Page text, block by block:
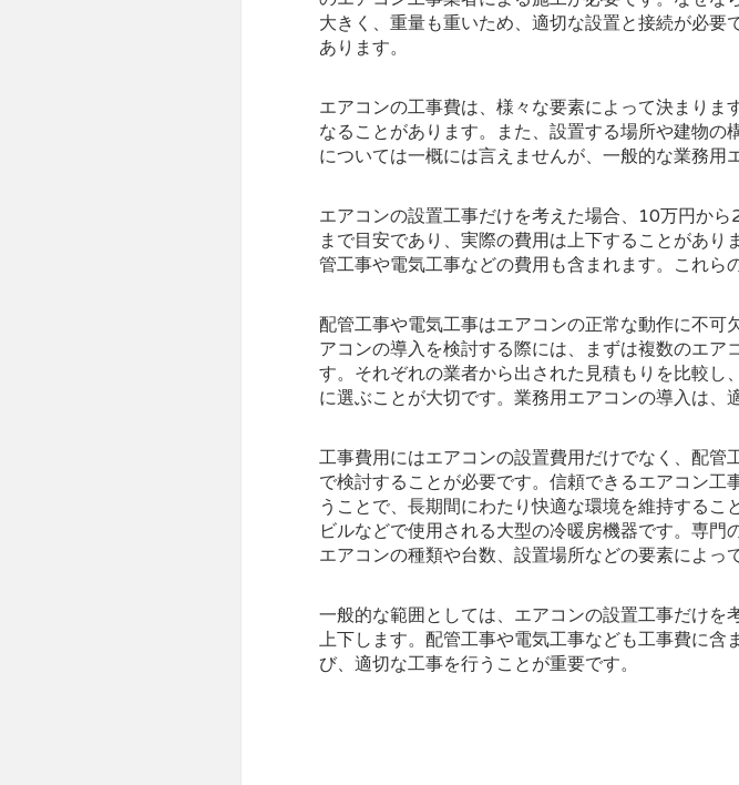
大きく、重量も重いため、適切な設置と接続が必
あります。
エアコンの工事費は、様々な要素によって決まり
なることがあります。また、設置する場所や建物
については一概には言えませんが、一般的な業務用
エアコンの設置工事だけを考えた場合、10万円か
まで目安であり、実際の費用は上下することがあ
管工事や電気工事などの費用も含まれます。これら
配管工事や電気工事はエアコンの正常な動作に不
アコンの導入を検討する際には、まずは複数のエ
す。それぞれの業者から出された見積もりを比較
に選ぶことが大切です。業務用エアコンの導入は、
工事費用にはエアコンの設置費用だけでなく、配
で検討することが必要です。信頼できるエアコン
うことで、長期間にわたり快適な環境を維持する
ビルなどで使用される大型の冷暖房機器です。専
エアコンの種類や台数、設置場所などの要素によっ
一般的な範囲としては、エアコンの設置工事だけ
上下します。配管工事や電気工事なども工事費に
び、適切な工事を行うことが重要です。